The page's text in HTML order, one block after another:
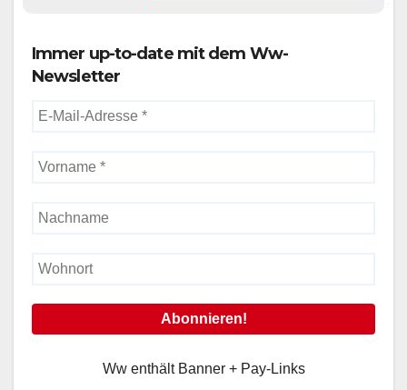
Immer up-to-date mit dem Ww-
Newsletter
Ww enthält Banner + Pay-Links